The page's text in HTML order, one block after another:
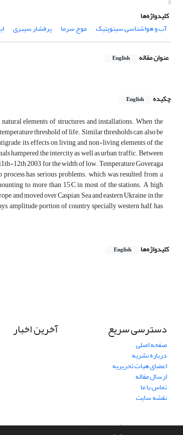
کلیدواژه‌ها
آب و هواشناسی سینوپتیک
موج سرما پرفشار سیبری
عنوان مقاله English
چکیده English
elements of structures and installations. When the
threshold of life. Similar thresholds can also be
its effects on living and non-living elements of the
hampered the intercity as well as urban traffic. Between
12th 2003, for the width of low. Temperature Goveraga
has serious problems. which was resulted from a
to more than 15°C in most of the stations. A high
and moved over Caspian Sea and eastern Ukraine in the
amplitude portion of country specially western half, has
کلیدواژه‌ها English
دسترسی سریع
صفحه اصلی
درباره نشریه
اعضای هیات تحریریه
ارسال مقاله
تماس با ما
نقشه سایت
آخرین اخبار
سامانه مدیریت نشریات علمی.طراحی و پیاده سازی ازسیناوب